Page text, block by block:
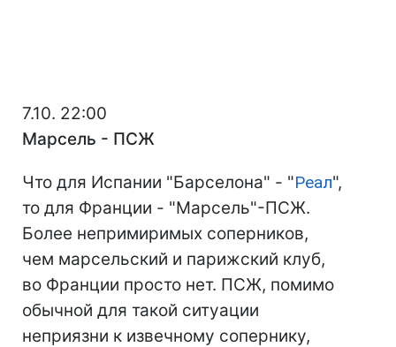
7.10. 22:00
Марсель - ПСЖ
Что для Испании "Барселона" - "Реал",
то для Франции - "Марсель"-ПСЖ.
Более непримиримых соперников,
чем марсельский и парижский клуб,
во Франции просто нет. ПСЖ, помимо
обычной для такой ситуации
неприязни к извечному сопернику,